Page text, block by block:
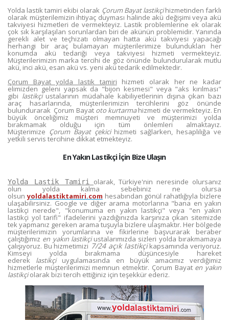
Yolda lastik tamiri ekibi olarak Çorum Bayat lastikçihizmetinden farklı
olarak müşterilemizin ihtiyaç duyması halinde akü değişimi veya akü
takviyesi hizmetleri de vermekteyiz. Lastik problemlerine ek olarak
çok sık karşılaşılan sorunlardan biri de akünün problemidir. Yanında
gerekli alet ve teçhizatı olmayan hatta akü takviyesi yapacağı
herhangi bir araç bulamayan müşterilerimize bulundukları her
konumda akü tedariği veya takviyesi hizmeti vermekteyiz.
Müşterilerimizin marka tercihi de göz önünde bulundurularak mutlu
akü, inci akü, esan akü vs. yeni akü tedarik edilmektedir.
Çorum Bayat yolda lastik tamiri hizmeti olarak her ne kadar
elimizden geleni yapsak da "bijon kesmesi" veya "aks kırılması"
gibi lastikçiustalarının müdahale kabiliyetlerinin dışına çıkan bazı
araç hasarlarında, müşterilerimizin tercihlerini göz önünde
bulundurarak Çorum Bayat oto kurtarmahizmeti de vermekteyiz. En
büyük önceliğimiz müşteri memnuyeti ve müşterimizi yolda
bırakmamak olduğu için tüm önlemleri almaktayız.
Müşterimize Çorum Bayat çekicihizmeti sağlarken, hesaplılığa ve
yetkili servis tercihine dikkat etmekteyiz.
En Yakın Lastikçi İçin Bize Ulaşın
Yolda Lastik Tamiri olarak, Türkiye'nin neresinde olursanız
olun yolda kalma sebebiniz ne olursa
olsunyoldalastiktamiri.com hesabından gönül rahatlığıyla bizlere
ulaşabilirsiniz. Google ve diğer arama motorlarına "bana en yakın
lastikçi nerede", "konumuma en yakın lastikçi" veya "en yakın
lastikçi yol tarifi" ifadelerini yazdığınızda karşınıza çıkan sitemizde
tek yapmanız gereken arama tuşuyla bizlere ulaşmaktır. Her bölgede
müşterilerimizin yorumlarına ve fikirlerine başvurarak beraber
çalıştığımız en yakın lastikçiustalarımızda sizleri yolda bırakmamaya
çalışıyoruz. Bu hizmetimizi 7/24 açık lastikçikapsamında veriyoruz.
Kimseyi yolda bırakmama düşüncesiyle hareket
ederek lastikçi uygulamasında en büyük amacımız verdiğimiz
hizmetlerle müşterilerimizi memnun etmektir. Çorum Bayat en yakın
lastikçiolarak bizi tercih ettiğiniz için teşekkür ederiz.